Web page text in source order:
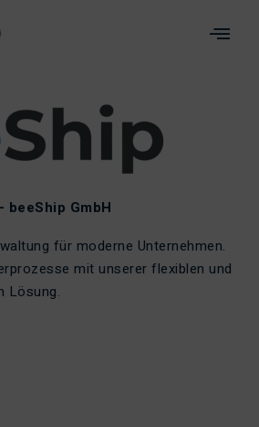
GmbH
für moderne Unternehmen.
mit unserer flexiblen und
Lösung.